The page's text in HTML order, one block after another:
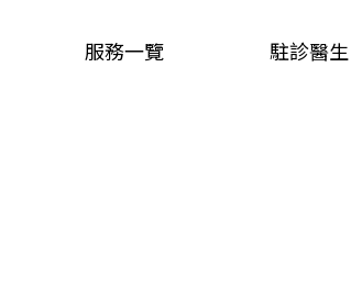
服務一覽 駐診醫生